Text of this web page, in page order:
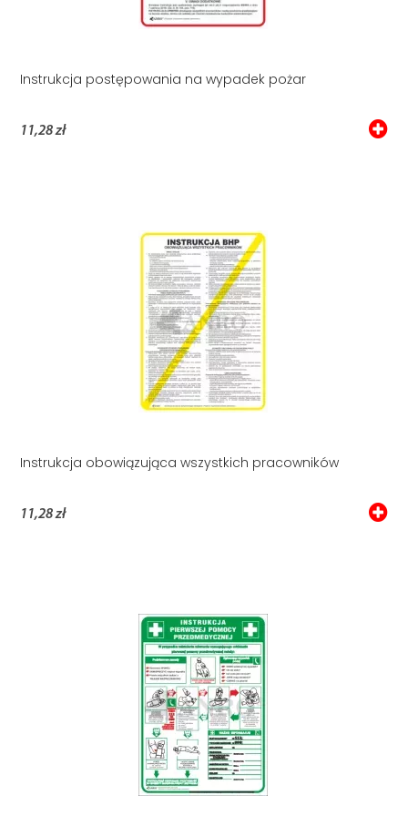
Instrukcja postępowania na wypadek pożar
11,28 zł
Instrukcja obowiązująca wszystkich pracowników
11,28 zł